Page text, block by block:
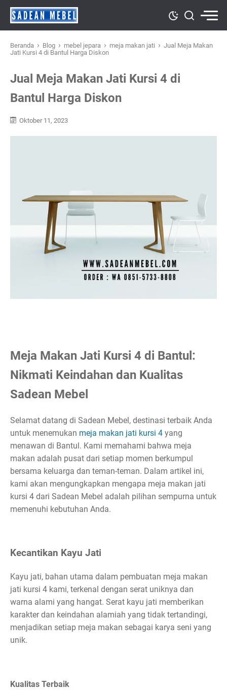
Beranda › Blog › mebel jepara › meja makan jati › Jual Meja Makan
Jati Kursi 4 di Bantul Harga Diskon
Jual Meja Makan Jati Kursi 4 di
Bantul Harga Diskon
Oktober 11, 2023
Meja Makan Jati Kursi 4 di Bantul:
Nikmati Keindahan dan Kualitas
Sadean Mebel
Selamat datang di Sadean Mebel, destinasi terbaik Anda
untuk menemukan meja makan jati kursi 4 yang
menawan di Bantul. Kami memahami bahwa meja
makan adalah pusat dari setiap momen berkumpul
bersama keluarga dan teman-teman. Dalam artikel ini,
kami akan mengungkapkan mengapa meja makan jati
kursi 4 dari Sadean Mebel adalah pilihan sempurna untuk
memenuhi kebutuhan Anda.
Kecantikan Kayu Jati
Kayu jati, bahan utama dalam pembuatan meja makan
jati kursi 4 kami, terkenal dengan serat uniknya dan
warna alami yang hangat. Serat kayu jati memberikan
karakter dan keindahan alamiah yang tidak tertandingi,
menjadikan setiap meja makan sebagai karya seni yang
unik.
Kualitas Terbaik